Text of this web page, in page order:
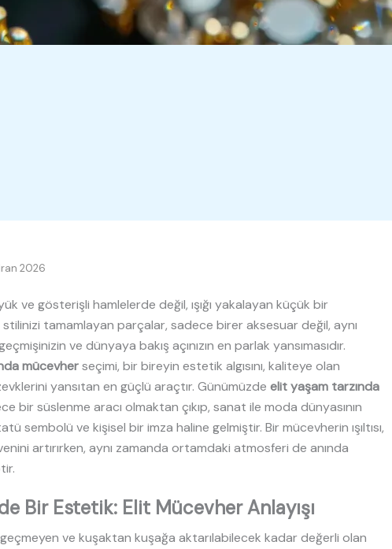
2026
ve gösterişli hamlelerde değil, ışığı yakalayan küçük bir
tamamlayan parçalar, sadece birer aksesuar değil, aynı
ve dünyaya bakış açınızın en parlak yansımasıdır.
mücevherseçimi, bir bireyin estetik algısını, kaliteye olan
yansıtan en güçlü araçtır. Günümüzde elit yaşam tarzında
bir süslenme aracı olmaktan çıkıp, sanat ile moda dünyasının
sembolü ve kişisel bir imza haline gelmiştir. Bir mücevherin ışıltısı,
artırırken, aynı zamanda ortamdaki atmosferi de anında
Bir Estetik: Elit Mücevher Anlayışı
geçmeyen ve kuşaktan kuşağa aktarılabilecek kadar değerli olan